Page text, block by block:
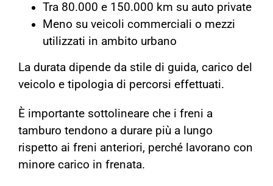
Tra 80.000 e 150.000 km su auto private
Meno su veicoli commerciali o mezzi
utilizzati in ambito urbano
La durata dipende da stile di guida, carico del
veicolo e tipologia di percorsi effettuati.
È importante sottolineare che i freni a
tamburo tendono a durare più a lungo
rispetto ai freni anteriori, perché lavorano con
minore carico in frenata.